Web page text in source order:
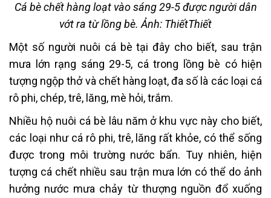
Cá bè chết hàng loạt vào sáng 29-5 được người dân
vớt ra từ lồng bè. Ảnh: ThiếtThiết
Một số người nuôi cá bè tại đây cho biết, sau trận
mưa lớn rạng sáng 29-5, cá trong lồng bè có hiện
tượng ngộp thở và chết hàng loạt, đa số là các loại cá
rô phi, chép, trê, lăng, mè hỏi, trắm.
Nhiều hộ nuôi cá bè lâu năm ở khu vực này cho biết,
các loại như cá rô phi, trê, lăng rất khỏe, có thể sống
được trong môi trường nước bẩn. Tuy nhiên, hiện
tượng cá chết nhiều sau trận mưa lớn có thể do ảnh
hưởng nước mưa chảy từ thượng nguồn đổ xuống